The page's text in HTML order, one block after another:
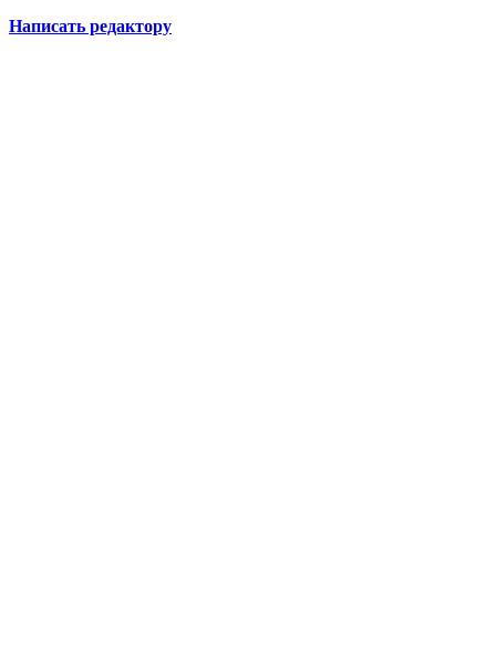
Написать редактору